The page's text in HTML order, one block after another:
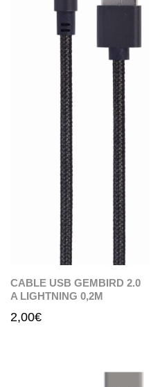
CABLE USB GEMBIRD 2.0
A LIGHTNING 0,2M
2,00€